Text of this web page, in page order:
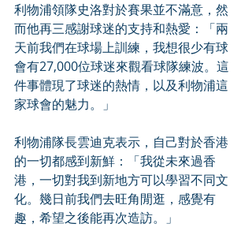
利物浦領隊史洛對於賽果並不滿意，然
而他再三感謝球迷的支持和熱愛：「兩
天前我們在球場上訓練，我想很少有球
會有27,000位球迷來觀看球隊練波。這
件事體現了球迷的熱情，以及利物浦這
家球會的魅力。」
利物浦隊長雲迪克表示，自己對於香港
的一切都感到新鮮：「我從未來過香
港，一切對我到新地方可以學習不同文
化。幾日前我們去旺角閒逛，感覺有
趣，希望之後能再次造訪。」